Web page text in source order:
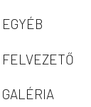
EGYÉB
FELVEZETŐ
GALÉRIA